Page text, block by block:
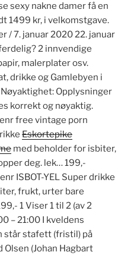
sexy nakne damer få en
1499 kr, i velkomstgave.
/ 7. januar 2020 22. januar
2 innvendige
malerplater osv.
drikke og Gamlebyen i
Opplysninger
korrekt og nøyaktig.
free vintage porn
Eskortepike
med beholder for isbiter,
deg. lek… 199,-
ISBOT-YEL Super drikke
frukt, urter bare
1 Viser 1 til 2 (av 2
– 21:00 I kveldens
står stafett (fristil) på
(Johan Hagbart